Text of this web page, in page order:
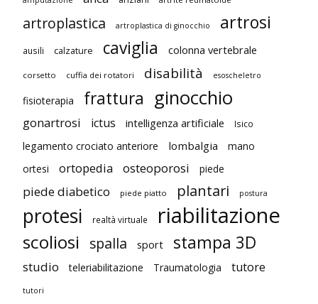
artroplastica artroplastica di ginocchio artrosi
ausili calzature caviglia colonna vertebrale
corsetto cuffia dei rotatori disabilità esoscheletro
fisioterapia frattura ginocchio
gonartrosi ictus intelligenza artificiale Isico
legamento crociato anteriore lombalgia
mano
ortesi
ortopedia osteoporosi piede
piede diabetico piede piatto plantari postura
protesi realtà virtuale riabilitazione
scoliosi spalla sport stampa 3D
studio teleriabilitazione Traumatologia tutore
tutori